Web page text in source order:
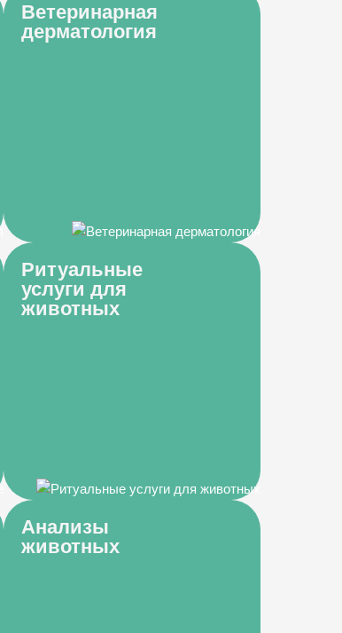
Ветеринарная
дерматология
Ритуальные
услуги для
животных
Анализы
животных